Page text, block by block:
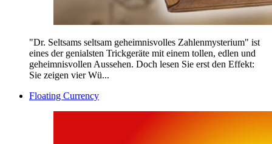
"Dr. Seltsams seltsam geheimnisvolles Zahlenmysterium" ist
eines der genialsten Trickgeräte mit einem tollen, edlen und
geheimnisvollen Aussehen. Doch lesen Sie erst den Effekt:
Sie zeigen vier Wü...
Floating Currency